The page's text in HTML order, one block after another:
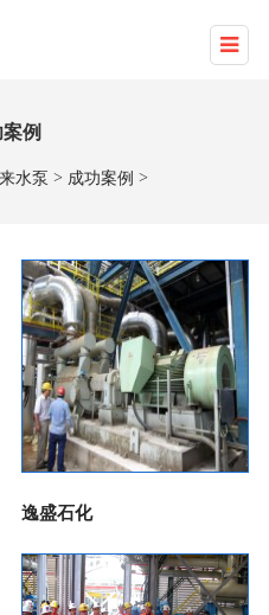
例
水泵 > 成功案例 >
逸盛石化